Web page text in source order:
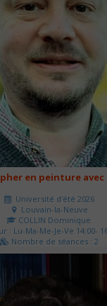
en peinture
Université d'été 2026
Louvain-la-Neuve
COLLIN Dominique
: Lu-Ma-Me-Je-Ve 14:00-
Nombre de séances : 2
51 €